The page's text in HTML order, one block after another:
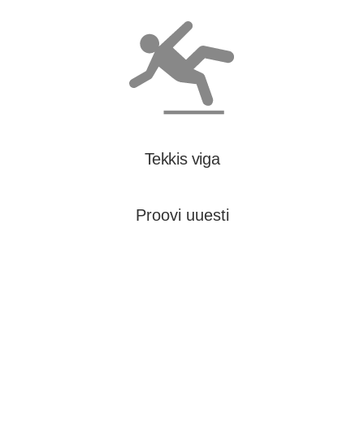
Tekkis viga
Proovi uuesti